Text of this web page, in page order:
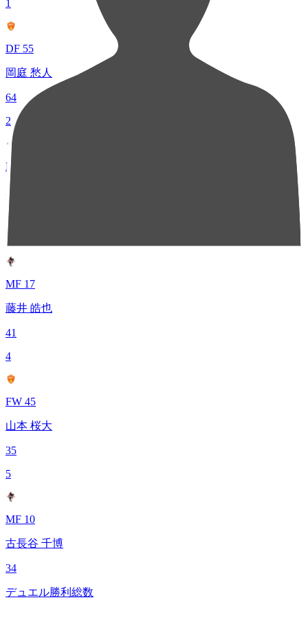
1
DF 55
岡庭 愁人
64
2
MF 8
上村 周平
43
3
MF 17
藤井 皓也
41
4
FW 45
山本 桜大
35
5
MF 10
古長谷 千博
34
デュエル勝利総数